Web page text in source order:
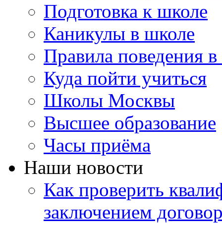
Подготовка к школе
Каникулы в школе
Правила поведения
Куда пойти учиться
Школы Москвы
Высшее образование
Часы приёма
Наши новости
Как проверить
заключением